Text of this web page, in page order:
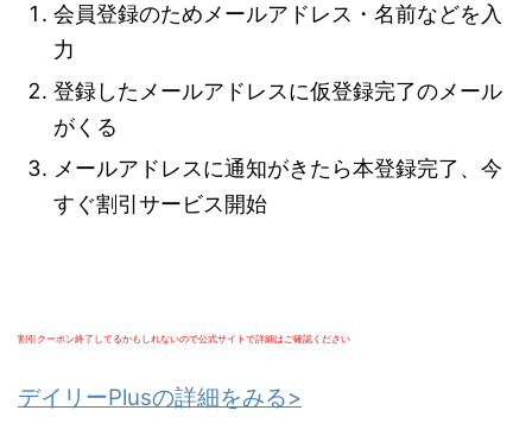
会員登録のためメールアドレス・名前などを入
力
登録したメールアドレスに仮登録完了のメール
がくる
メールアドレスに通知がきたら本登録完了、今
すぐ割引サービス開始
割引クーポン終了してるかもしれないので公式サイトで詳細はご確認ください
デイリーPlusの詳細をみる>